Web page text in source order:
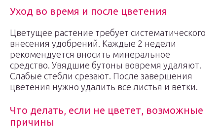
Уход во время и после цветения
Цветущее растение требует систематического
внесения удобрений. Каждые 2 недели
рекомендуется вносить минеральное
средство. Увядшие бутоны вовремя удаляют.
Слабые стебли срезают. После завершения
цветения нужно удалить все листья и ветки.
Что делать, если не цветет, возможные
причины